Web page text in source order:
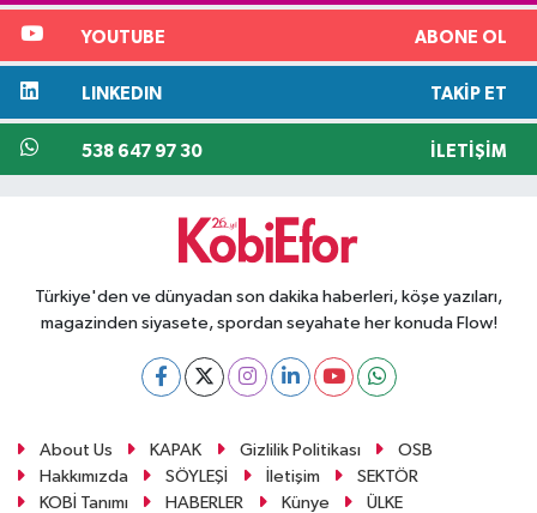
YOUTUBE ABONE OL
LINKEDIN TAKIP ET
538 647 97 30 İLETIŞIM
Türkiye'den ve dünyadan son dakika haberleri, köşe yazıları,
magazinden siyasete, spordan seyahate her konuda Flow!
About Us KAPAK Gizlilik Politikası
OSB
Hakkımızda
SÖYLEŞİ İletişim
SEKTÖR
KOBİ Tanımı
HABERLER Künye
ÜLKE